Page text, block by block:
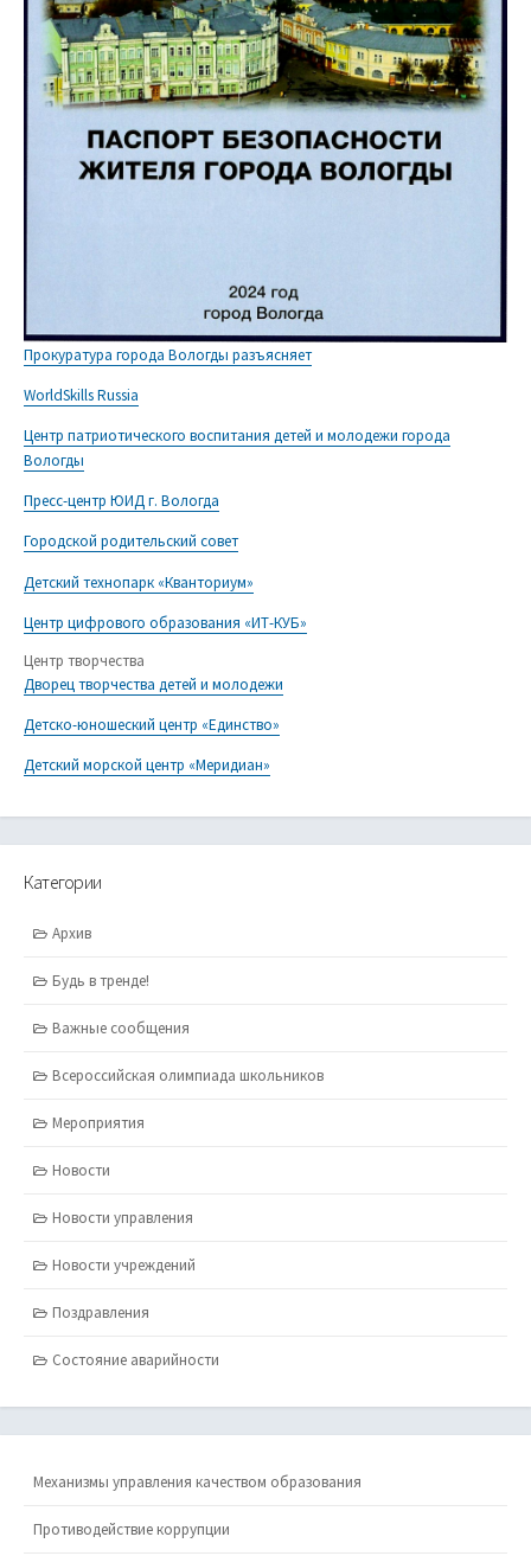
Прокуратура города Вологды разъясняет
WorldSkills Russia
Центр патриотического воспитания детей и молодежи города
Вологды
Пресс-центр ЮИД г. Вологда
Городской родительский совет
Детский технопарк «Кванториум»
Центр цифрового образования «ИТ-КУБ»
Центр творчества
Дворец творчества детей и молодежи
Детско-юношеский центр «Единство»
Детский морской центр «Меридиан»
Категории
Архив
Будь в тренде!
Важные сообщения
Всероссийская олимпиада школьников
Мероприятия
Новости
Новости управления
Новости учреждений
Поздравления
Состояние аварийности
Механизмы управления качеством образования
Противодействие коррупции